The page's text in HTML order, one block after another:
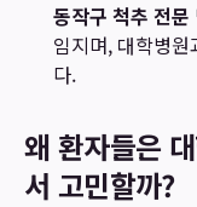
동작구 척추 전문
임지며, 대학병
다.
왜 환자들은
서 고민할까?